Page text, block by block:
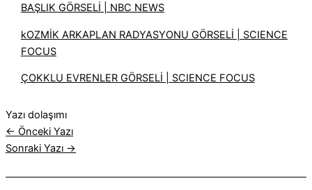
BAŞLIK GÖRSELİ | NBC NEWS
kOZMİK ARKAPLAN RADYASYONU GÖRSELİ | SCIENCE
FOCUS
ÇOKKLU EVRENLER GÖRSELİ | SCIENCE FOCUS
Yazı dolaşımı
← Önceki Yazı
Sonraki Yazı →